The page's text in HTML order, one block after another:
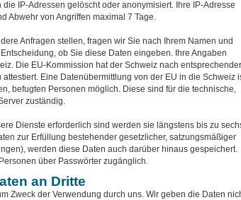
IP-Adressen gelöscht oder anonymisiert. Ihre IP-Adresse
Abwehr von Angriffen maximal 7 Tage.
Anfragen stellen, fragen wir Sie nach Ihrem Namen und
ob Sie diese Daten eingeben. Ihre Angaben
Die EU-Kommission hat der Schweiz nach entsprechender
Eine Datenübermittlung von der EU in die Schweiz
befugten Personen möglich. Diese sind für die technische,
zuständig.
Dienste erforderlich sind werden sie längstens bis zu
zur Erfüllung bestehender gesetzlicher, satzungsmäßiger
werden diese Daten auch darüber hinaus gespeichert.
über Passwörter zugänglich.
an Dritte
Zweck der Verwendung durch uns. Wir geben die Daten